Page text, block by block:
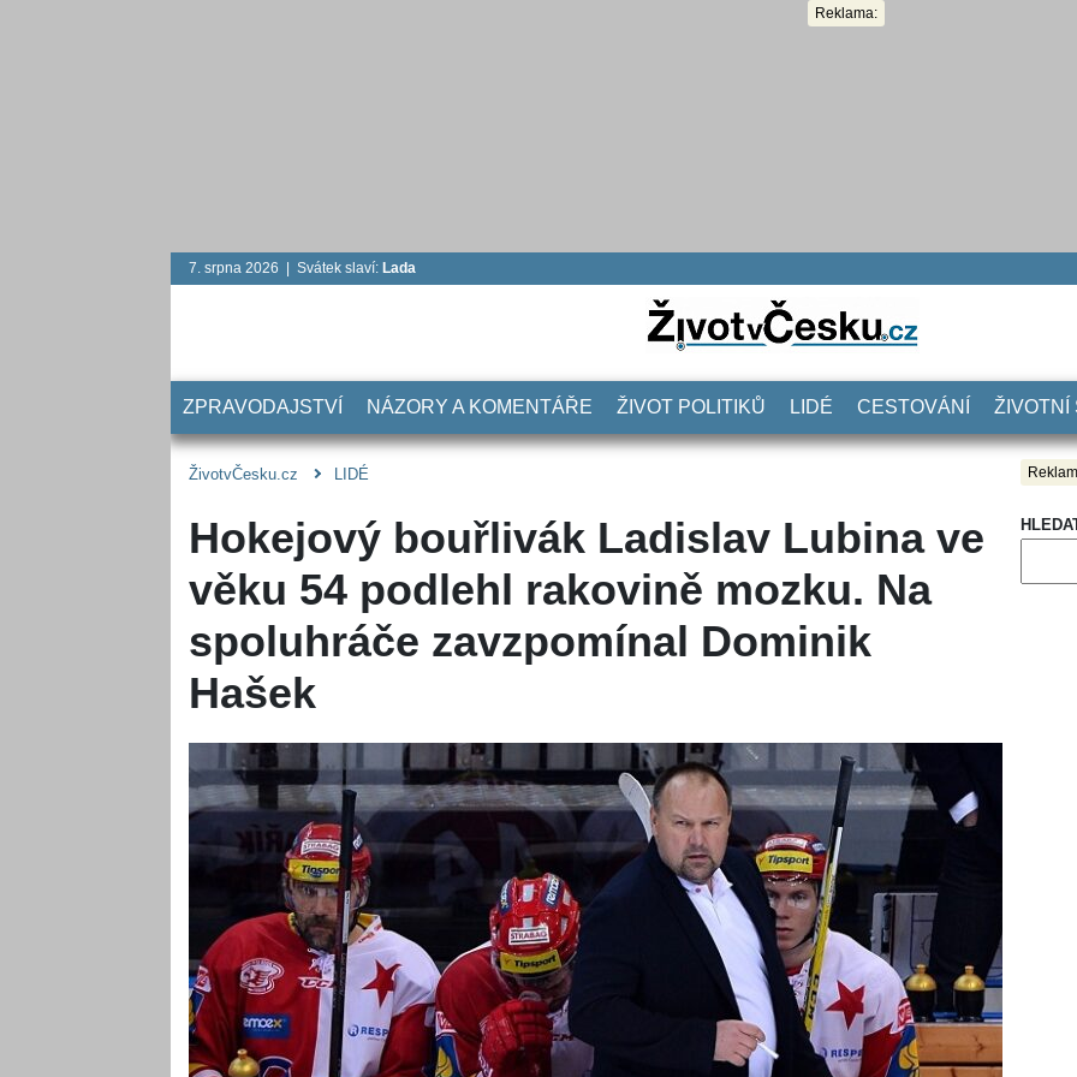
Reklama:
7. srpna 2026 | Svátek slaví: Lada
ZPRAVODAJSTVÍ NÁZORY A KOMENTÁŘE ŽIVOT POLITIKŮ LIDÉ CESTOVÁNÍ ŽIVOTNÍ
ŽivotvČesku.cz LIDÉ
Hokejový bouřlivák Ladislav Lubina ve
věku 54 podlehl rakovině mozku. Na
spoluhráče zavzpomínal Dominik
Hašek